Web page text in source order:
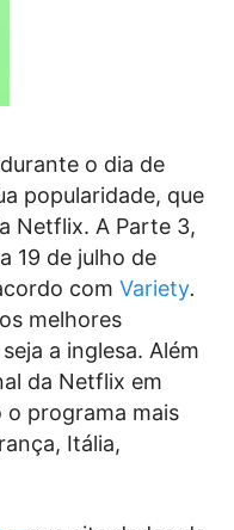
o dia de
popularidade, que
Netflix. A Parte 3,
19 de julho de
com Variety.
melhores
a inglesa. Além
da Netflix em
o programa mais
Itália,